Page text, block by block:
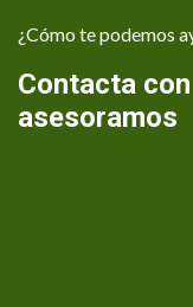
¿Cómo te podemos
Contacta
asesoramos